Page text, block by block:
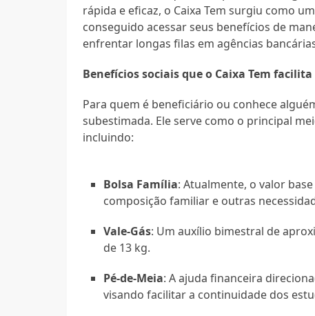
rápida e eficaz, o Caixa Tem surgiu como
conseguido acessar seus benefícios de
enfrentar longas filas em agências
Benefícios sociais que o Caixa Tem facilita
Para quem é beneficiário ou conhece
subestimada. Ele serve como o principal
incluindo:
Bolsa Família: Atualmente, o valor
composição familiar e outras
Vale-Gás: Um auxílio bimestral de
de 13 kg.
Pé-de-Meia: A ajuda financeira
visando facilitar a continuidade dos